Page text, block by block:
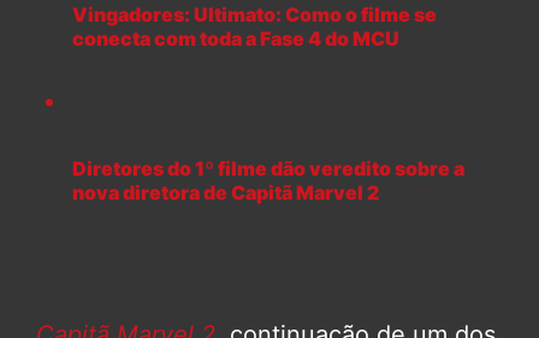
Vingadores: Ultimato: Como o filme se
conecta com toda a Fase 4 do MCU
Diretores do 1º filme dão veredito sobre a
nova diretora de Capitã Marvel 2